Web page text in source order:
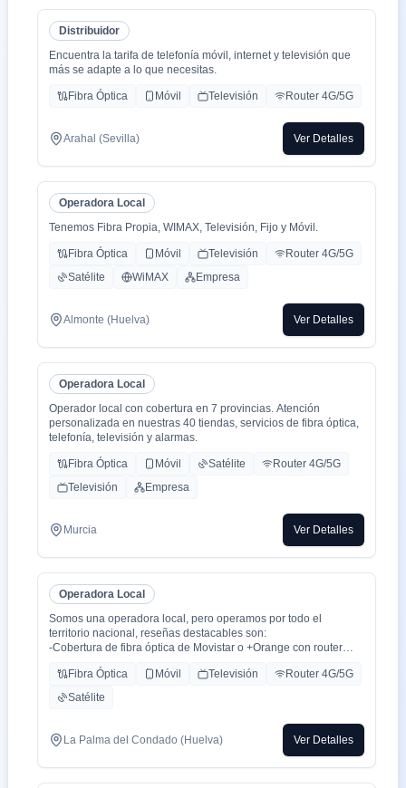
Distribuidor
Encuentra la tarifa de telefonía móvil, internet y televisión que
más se adapte a lo que necesitas.
Fibra Óptica Móvil Televisión Router 4G/5G
Arahal (Sevilla) Ver Detalles
Operadora Local
Tenemos Fibra Propia, WIMAX, Televisión, Fijo y Móvil.
Fibra Óptica Móvil Televisión
Router 4G/5G
Satélite
WiMAX Empresa
Almonte (Huelva) Ver Detalles
Operadora Local
Operador local con cobertura en 7 provincias. Atención
personalizada en nuestras 40 tiendas, servicios de fibra óptica,
telefonía, televisión y alarmas.
Fibra Óptica Móvil Satélite
Router 4G/5G
Televisión
Empresa
Murcia Ver Detalles
Operadora Local
Somos una operadora local, pero operamos por todo el
territorio nacional, reseñas destacables son:
-Cobertura de fibra óptica de Movistar o +Orange con router
-Cobertura movil con triple cobertura Orange, Yoigo y Movistar
-TV con todo el deporte o con toda la plataformas de cine y
series como Netflix, HBO, Amazon Prime, Apple TV, Disney+
-También somos colaboradores con alarmas de la marca ADT
con la mayor red de alarma de Europa.
Fibra Óptica Móvil Televisión
Router 4G/5G
Satélite
La Palma del Condado (Huelva) Ver Detalles